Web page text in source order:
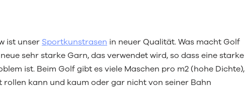
ist unser Sportkunstrasen in neuer Qualität. Was macht Golf
sehr starke Garn, das verwendet wird, so dass eine starke
ist. Beim Golf gibt es viele Maschen pro m2 (hohe Dichte),
rollen kann und kaum oder gar nicht von seiner Bahn